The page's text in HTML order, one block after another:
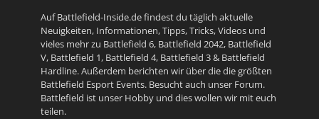
Auf Battlefield-Inside.de findest du täglich aktuelle
Neuigkeiten, Informationen, Tipps, Tricks, Videos und
vieles mehr zu Battlefield 6, Battlefield 2042, Battlefield
V, Battlefield 1, Battlefield 4, Battlefield 3& Battlefield
Hardline. Außerdem berichten wir über die die größten
Battlefield Esport Events. Besucht auch unser Forum.
Battlefield ist unser Hobby und dies wollen wir mit euch
teilen.